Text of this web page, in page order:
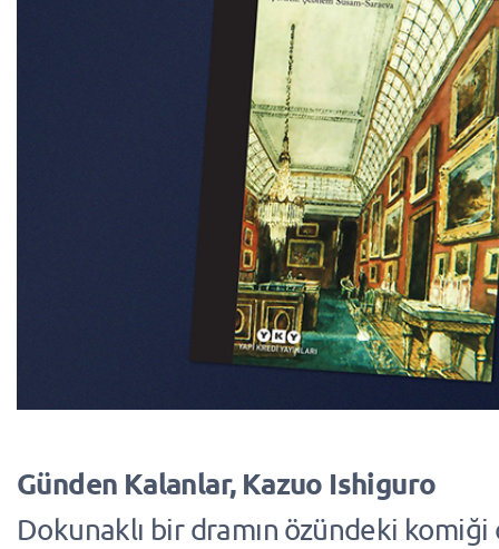
Günden Kalanlar, Kazuo Ishiguro
Dokunaklı bir dramın özündeki komiği